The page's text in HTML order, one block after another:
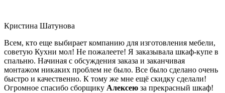
Кристина Шатунова
Всем, кто еще выбирает компанию для изготовления мебели,
советую Кухни мол! Не пожалеете! Я заказывала шкаф-купе в
спальню. Начиная с обсуждения заказа и заканчивая
монтажом никаких проблем не было. Все было сделано очень
быстро и качественно. К тому же мне ещё скидку сделали!
Огромное спасибо сборщику Алексею за прекрасный шкаф!